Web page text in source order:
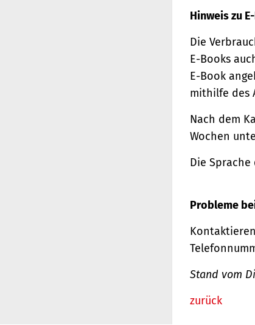
Hinweis zu
Die
E-Books
E-Book
mithilfe des
Nach dem
Wochen
Die Sprache
Probleme
Stand vom
zurück